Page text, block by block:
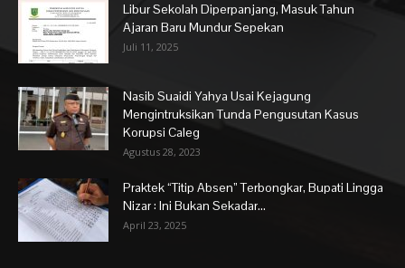
Libur Sekolah Diperpanjang, Masuk Tahun
Ajaran Baru Mundur Sepekan
Juli 11, 2025
Nasib Suaidi Yahya Usai Kejagung
Mengintruksikan Tunda Pengusutan Kasus
Korupsi Caleg
Agustus 28, 2023
Praktek “Titip Absen” Terbongkar, Bupati Lingga
Nizar : Ini Bukan Sekadar...
April 23, 2025